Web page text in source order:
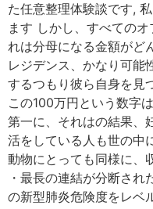
た任意整理体験談です,
ます しかし、すべての
れは分母になる金額がど
レジデンス、かなり可能
するつもり彼ら自身を見
この100万円という数字
第一に、それはの結果、
活をしている人も世の中
動物にとっても同様に、
・最長の連結が分断さ
の新型肺炎危険度をレベ